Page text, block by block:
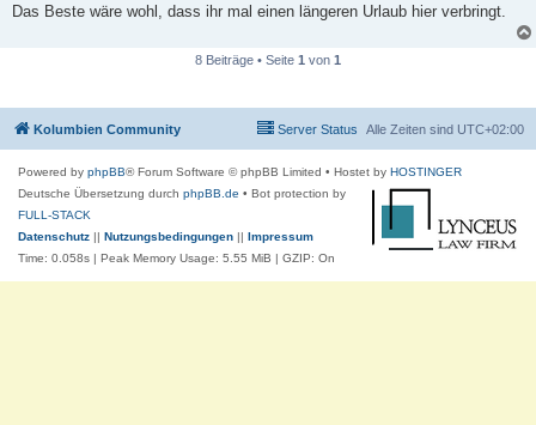
Das Beste wäre wohl, dass ihr mal einen längeren Urlaub hier verbringt.
8 Beiträge • Seite 1 von 1
Kolumbien Community Alle Zeiten sind UTC+02:00
Server Status
Powered by phpBB® Forum Software © phpBB Limited • Hostet by HOSTINGER
Deutsche Übersetzung durch phpBB.de • Bot protection by
FULL-STACK
Datenschutz || Nutzungsbedingungen || Impressum
Time: 0.058s | Peak Memory Usage: 5.55 MiB | GZIP: On